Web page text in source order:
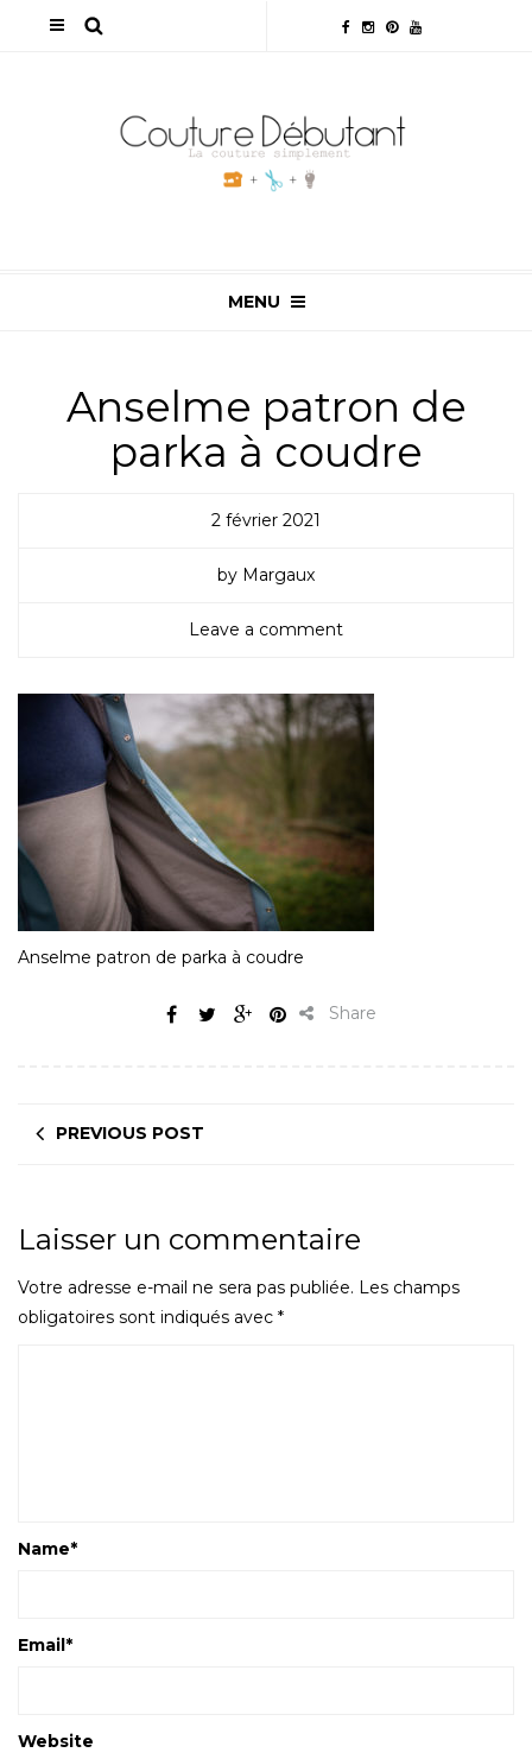
MENU
Anselme patron de
parka à coudre
2 février 2021
by Margaux
Leave a comment
Anselme patron de parka à coudre
Share
PREVIOUS POST
Laisser un commentaire
Votre adresse e-mail ne sera pas publiée. Les champs
obligatoires sont indiqués avec *
Name*
Email*
Website